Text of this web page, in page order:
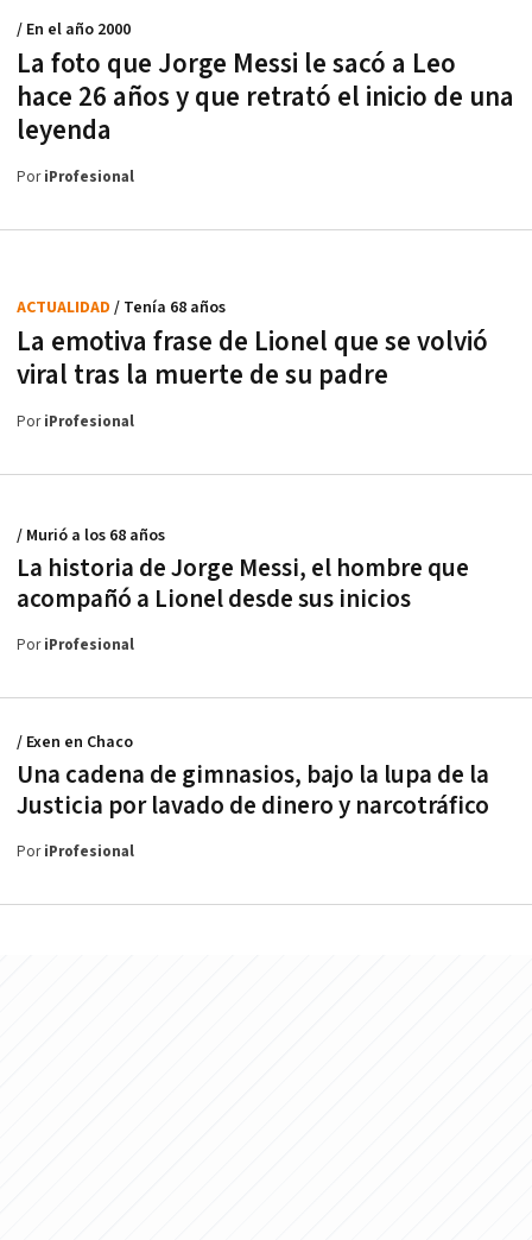
La foto que Jorge Messi le sacó a Leo
hace 26 años y que retrató el inicio de una
leyenda
/ En el año 2000
PoriProfesional
La emotiva frase de Lionel que se volvió
viral tras la muerte de su padre
ACTUALIDAD / Tenía 68 años
PoriProfesional
La historia de Jorge Messi, el hombre que
acompañó a Lionel desde sus inicios
/ Murió a los 68 años
PoriProfesional
Una cadena de gimnasios, bajo la lupa de la
Justicia por lavado de dinero y narcotráfico
/ Exen en Chaco
PoriProfesional